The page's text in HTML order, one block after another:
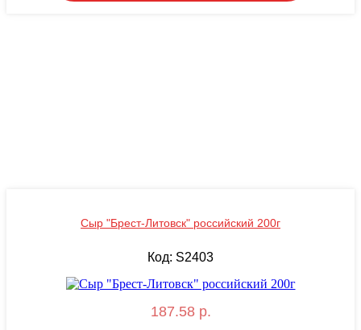
Сыр "Брест-Литовск" российский 200г
Код: S2403
187.58 р.